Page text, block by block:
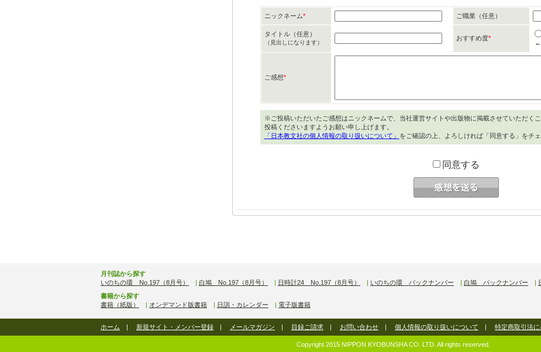
ニックネーム* ご職業（任意）
タイトル（任意）
（見出しになります）
おすすめ度*
←
ご感想*
※ご投稿いただいたご感想はニックネームで、当社運営サイトや出版物に掲載させていただく
投稿くださいますようお願い申し上げます。
「日本教文社の個人情報の取り扱いについて」 をご確認の上、よろしければ「同意する」をチ
同意する
月刊誌から探す
いのちの環 No.197（8月号）
| 白鳩 No.197（8月号） | 日時計24 No.197（8月号） | いのちの環 バックナンバー | 白鳩 バックナンバー |
書籍から探す
書籍（紙版）
| オンデマンド版書籍 | 日訓・カレンダー | 電子版書籍
ホーム | 新規サイト・メンバー登録 | メールマガジン | 目録ご請求 | お問い合わせ | 個人情報の取り扱いについて | 特定商取引法
Copyright 2015 NIPPON KYOBUNSHA CO. LTD. All rights reserved.